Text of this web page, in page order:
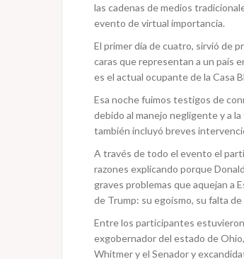
las cadenas de medios
evento de virtual importancia.
El primer día de cuatro, sirvió de
caras que representan a un país
es el actual ocupante de la Casa
Esa noche fuimos testigos de
debido al manejo negligente y a
también incluyó breves
A través de todo el evento el
razones explicando porque
graves problemas que aquejan a
de Trump: su egoísmo, su falta
Entre los participantes
exgobernador del estado de
Whitmer y el Senador y